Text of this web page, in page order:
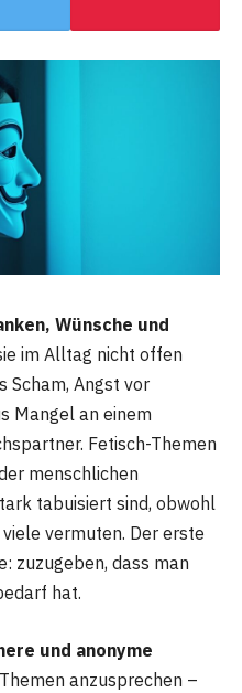
Wünsche und
im Alltag nicht offen
Scham, Angst vor
Mangel an einem
Fetisch-Themen
menschlichen
tabuisiert sind, obwohl
vermuten. Der erste
zuzugeben, dass man
hat.
und anonyme
anzusprechen –